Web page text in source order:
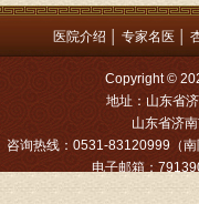
是：
姓名
病情描
专家回
姓名：
医院介绍 专家名医
Copyright ©
地址：山东省
山东省济南
咨询热线：0531-83120999（
电子邮箱：